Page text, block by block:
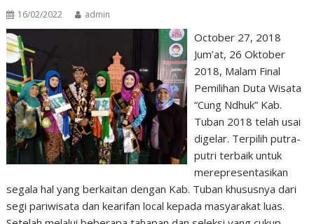
16/02/2022 admin
October 27, 2018
Jum’at, 26 Oktober
2018, Malam Final
Pemilihan Duta Wisata
“Cung Ndhuk” Kab.
Tuban 2018 telah usai
digelar. Terpilih putra-
putri terbaik untuk
merepresentasikan
segala hal yang berkaitan dengan Kab. Tuban khususnya dari
segi pariwisata dan kearifan local kepada masyarakat luas.